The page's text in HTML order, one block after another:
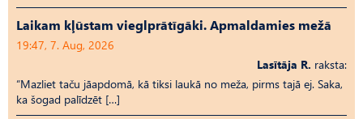
Laikam kļūstam vieglprātīgāki. Apmaldamies mežā
19:47, 7. Aug, 2026
Lasītāja R. raksta:
“Mazliet taču jāapdomā, kā tiksi laukā no meža, pirms tajā ej. Saka,
ka šogad palīdzēt […]